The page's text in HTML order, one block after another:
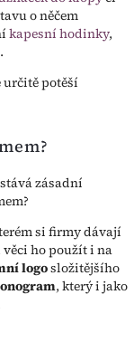
o něčem
kapesní hodinky,
určitě potěší
zásadní
si firmy dávají
věci ho použít i na
logosložitějšího
, který i jako